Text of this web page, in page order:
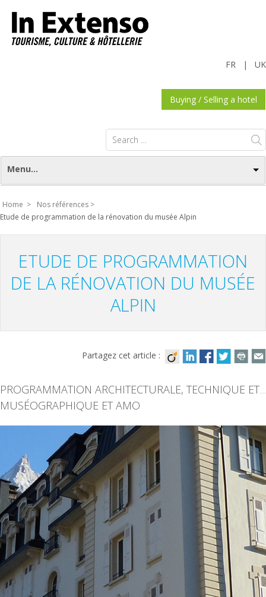
UK
|
FR
Buying / Selling a hotel
Search
for:
Menu...
Home >
Nos références >
Etude de programmation de la rénovation du musée Alpin
ETUDE DE PROGRAMMATION
DE LA RÉNOVATION DU MUSÉE
ALPIN
Partagez cet article :
PROGRAMMATION ARCHITECTURALE, TECHNIQUE ET
MUSÉOGRAPHIQUE ET AMO